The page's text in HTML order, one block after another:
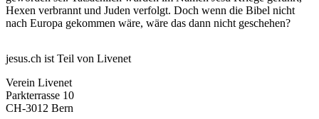
Hexen verbrannt und Juden verfolgt. Doch wenn die Bibel nicht
nach Europa gekommen wäre, wäre das dann nicht geschehen?
jesus.ch ist Teil von Livenet
Verein Livenet
Parkterrasse 10
CH-3012 Bern